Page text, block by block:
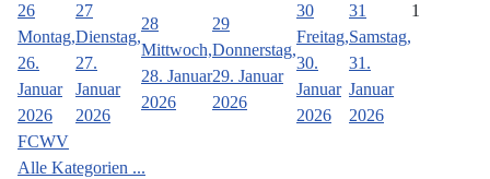
26
Montag,
26.
Januar
2026
27
Dienstag,
27.
Januar
2026
28
Mittwoch,
28. Januar
2026
29
Donnerstag,
29. Januar
2026
30
Freitag,
30.
Januar
2026
31
Samstag,
31.
Januar
2026
1
FCWV
Alle Kategorien ...